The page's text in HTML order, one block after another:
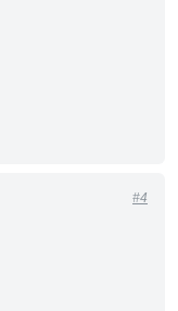
#4